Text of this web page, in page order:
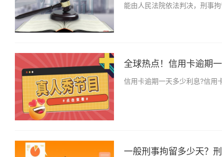
能由人民法院依法判决，刑事
全球热点！信用卡逾期
信用卡逾期一天多少利息?信用
一般刑事拘留多少天？